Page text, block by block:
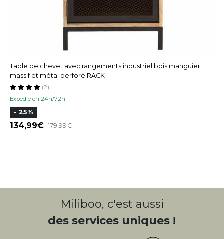
Table de chevet avec rangements industriel bois manguier
massif et métal perforé RACK
Expedié en 24h/72h
(2)
- 25%
134,99 179,99
Miliboo, c'est aussi
des services uniques !